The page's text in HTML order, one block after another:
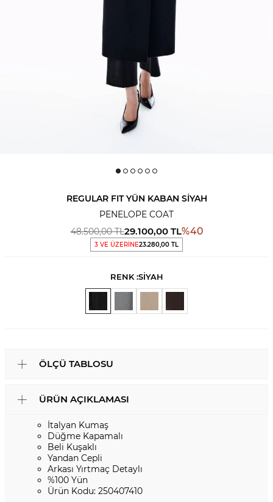
REGULAR FIT YÜN KABAN SIYAH
PENELOPE COAT
48.500,00TL29.100,00TL%40
3 VE ÜZERİNE23.280,00 TL
RENK :SİYAH
ÖLÇÜ TABLOSU
ÜRÜN AÇIKLAMASI
İtalyan Kumaş
Düğme Kapamalı
Beli Kuşaklı
Yandan Cepli
Arkası Yırtmaç Detaylı
%100 Yün
Ürün Kodu: 250407410